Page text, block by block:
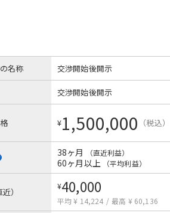
名称 交渉開始後開示
交渉開始後開示
¥1,500,000 （税込）
38ヶ月 （直近利益）
60ヶ月以上 （平均利益）
）
¥40,000
平均 ¥ 14,224 / 最高 ¥ 60,136